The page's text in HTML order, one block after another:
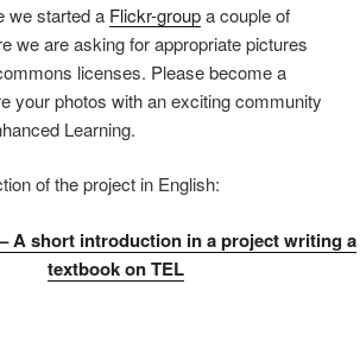
we started a Flickr-groupa couple of
we are asking for appropriate pictures
licenses. Please become a
your photos with an exciting community
Learning.
of the project in English:
A short introduction in a project writing a
textbook on TEL